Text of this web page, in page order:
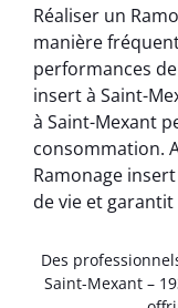
Réaliser un
manière
performances
insert à Saint-
à Saint-Mexant
consommation.
Ramonage
de vie et
Des
Saint-Mexant –